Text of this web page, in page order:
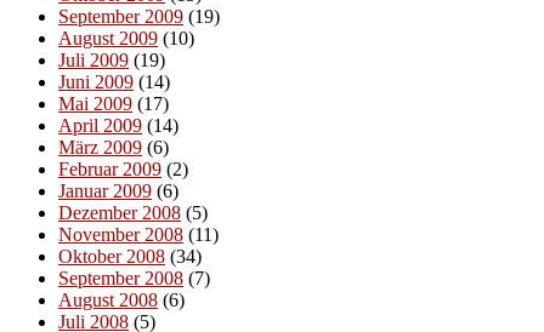
September 2009 (19)
August 2009 (10)
Juli 2009 (19)
Juni 2009 (14)
Mai 2009 (17)
April 2009 (14)
März 2009 (6)
Februar 2009 (2)
Januar 2009 (6)
Dezember 2008 (5)
November 2008 (11)
Oktober 2008 (34)
September 2008 (7)
August 2008 (6)
Juli 2008 (5)